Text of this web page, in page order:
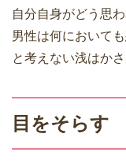
自分自身がどう思
男性は何において
と考えない浅はか
目をそらす